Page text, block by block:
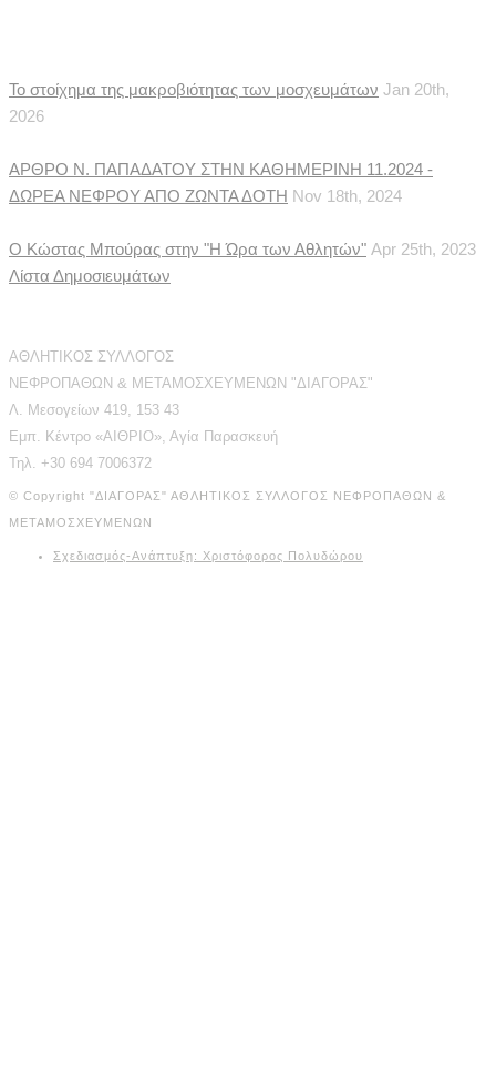
Το στοίχημα της μακροβιότητας των μοσχευμάτων Jan 20th,
2026
ΑΡΘΡΟ Ν. ΠΑΠΑΔΑΤΟΥ ΣΤΗΝ ΚΑΘΗΜΕΡΙΝΗ 11.2024 -
ΔΩΡΕΑ ΝΕΦΡΟΥ ΑΠΟ ΖΩΝΤΑ ΔΟΤΗ Nov 18th, 2024
Ο Κώστας Μπούρας στην "Η Ώρα των Αθλητών" Apr 25th, 2023
Λίστα Δημοσιευμάτων
ΑΘΛΗΤΙΚΟΣ ΣΥΛΛΟΓΟΣ
ΝΕΦΡΟΠΑΘΩΝ & ΜΕΤΑΜΟΣΧΕΥΜΕΝΩΝ "ΔΙΑΓΟΡΑΣ"
Λ. Μεσογείων 419, 153 43
Εμπ. Κέντρο «ΑΙΘΡΙΟ», Αγία Παρασκευή
Τηλ. +30 694 7006372
© Copyright "ΔΙΑΓΟΡΑΣ" ΑΘΛΗΤΙΚΟΣ ΣΥΛΛΟΓΟΣ ΝΕΦΡΟΠΑΘΩΝ &
ΜΕΤΑΜΟΣΧΕΥΜΕΝΩΝ
Σχεδιασμός-Ανάπτυξη: Χριστόφορος Πολυδώρου